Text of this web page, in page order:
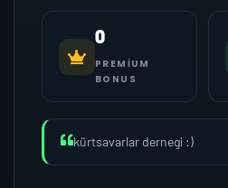
0
PREMIUM
BONUS
kürtsavarlar dernegi :)